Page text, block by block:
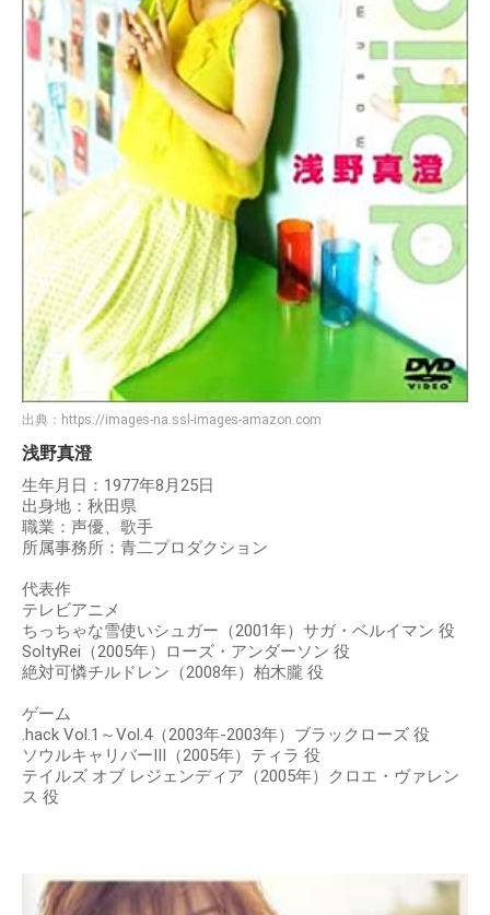
出典： https://images-na.ssl-images-amazon.com
浅野真澄
生年月日：1977年8月25日
出身地：秋田県
職業：声優、歌手
所属事務所：青二プロダクション
代表作
テレビアニメ
ちっちゃな雪使いシュガー（2001年）サガ・ベルイマン 役
SoltyRei（2005年）ローズ・アンダーソン 役
絶対可憐チルドレン（2008年）柏木朧 役
ゲーム
.hack Vol.1～Vol.4（2003年-2003年）ブラックローズ 役
ソウルキャリバーIII（2005年）ティラ 役
テイルズ オブ レジェンディア（2005年）クロエ・ヴァレン
ス 役